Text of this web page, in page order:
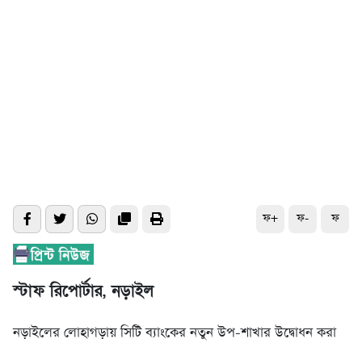
ফ+ ফ- ফ
স্টাফ রিপোর্টার, নড়াইল
নড়াইলের লোহাগড়ায় সিটি ব্যাংকের নতুন উপ-শাখার উদ্বোধন করা